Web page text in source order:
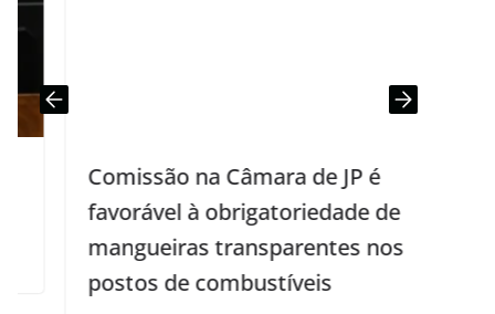
Comissão na Câmara de JP é
favorável à obrigatoriedade de
mangueiras transparentes nos
postos de combustíveis